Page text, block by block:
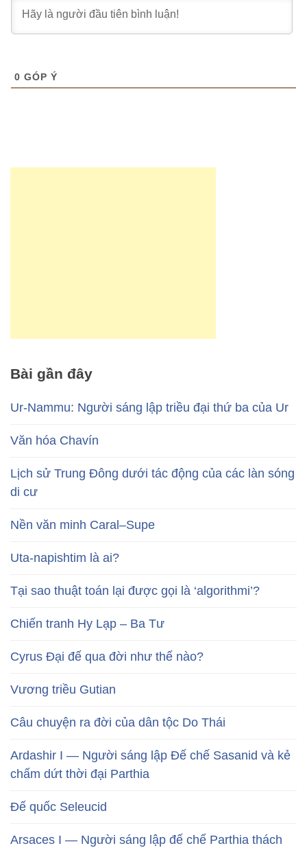
0 GÓP Ý
Bài gần đây
Ur-Nammu: Người sáng lập triều đại thứ ba của Ur
Văn hóa Chavín
Lịch sử Trung Đông dưới tác động của các làn sóng
di cư
Nền văn minh Caral–Supe
Uta-napishtim là ai?
Tại sao thuật toán lại được gọi là ‘algorithmi’?
Chiến tranh Hy Lạp – Ba Tư
Cyrus Đại đế qua đời như thế nào?
Vương triều Gutian
Câu chuyện ra đời của dân tộc Do Thái
Ardashir I — Người sáng lập Đế chế Sasanid và kẻ
chấm dứt thời đại Parthia
Đế quốc Seleucid
Arsaces I — Người sáng lập đế chế Parthia thách